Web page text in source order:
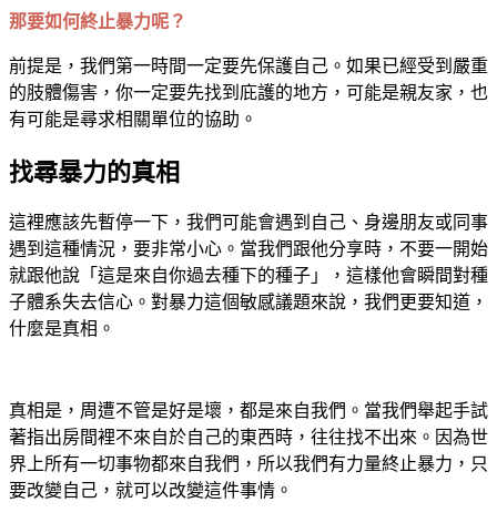
那要如何終止暴力呢？
前提是，我們第一時間一定要先保護自己。如果已經受到嚴重
的肢體傷害，你一定要先找到庇護的地方，可能是親友家，也
有可能是尋求相關單位的協助。
找尋暴力的真相
這裡應該先暫停一下，我們可能會遇到自己、身邊朋友或同事
遇到這種情況，要非常小心。當我們跟他分享時，不要一開始
就跟他說「這是來自你過去種下的種子」，這樣他會瞬間對種
子體系失去信心。對暴力這個敏感議題來說，我們更要知道，
什麼是真相。
真相是，周遭不管是好是壞，都是來自我們。當我們舉起手試
著指出房間裡不來自於自己的東西時，往往找不出來。因為世
界上所有一切事物都來自我們，所以我們有力量終止暴力，只
要改變自己，就可以改變這件事情。